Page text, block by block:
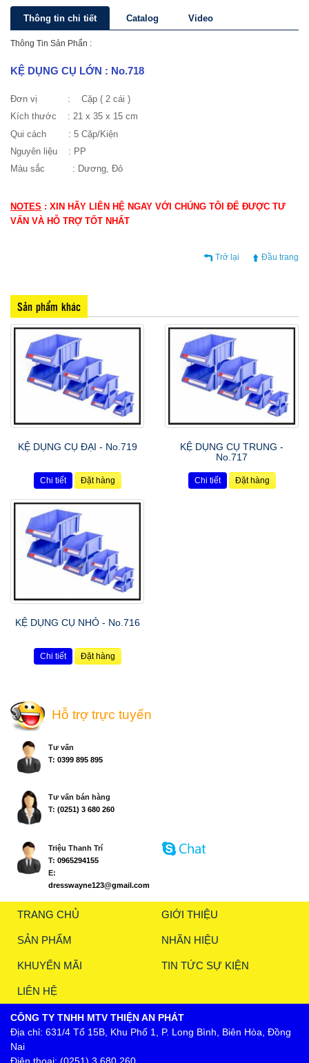
Thông tin chi tiết Catalog Video
Thông Tin Sản Phẩn :
KỆ DỤNG CỤ LỚN : No.718
Đơn vị : Cặp ( 2 cái )
Kích thước
: 21 x 35 x 15 cm
Qui cách
: 5 Cặp/Kiện
Nguyên liệu : PP
Màu sắc : Dương, Đỏ
NOTES : XIN HÃY LIÊN HỆ NGAY VỚI CHÚNG TÔI ĐỂ ĐƯỢC TƯ
VẤN VÀ HỖ TRỢ TỐT NHẤT
Trở lại Đầu trang
Sản phẩm khác
KỆ DỤNG CỤ ĐẠI - No.719
Chi tiết Đặt hàng
KỆ DỤNG CỤ TRUNG -
No.717
Chi tiết Đặt hàng
KỆ DỤNG CỤ NHỎ - No.716
Chi tiết Đặt hàng
Hỗ trợ trực tuyến
Tư vấn
T: 0399 895 895
Tư vấn bán hàng
T: (0251) 3 680 260
Triệu Thanh Trí
T: 0965294155
E:
dresswayne123@gmail.com
TRANG CHỦ GIỚI THIỆU
SẢN PHẨM NHÃN HIỆU
KHUYẾN MÃI TIN TỨC SỰ KIỆN
LIÊN HỆ
CÔNG TY TNHH MTV THIỆN AN PHÁT
Địa chỉ: 631/4 Tổ 15B, Khu Phố 1, P. Long Bình, Biên Hòa, Đồng
Nai